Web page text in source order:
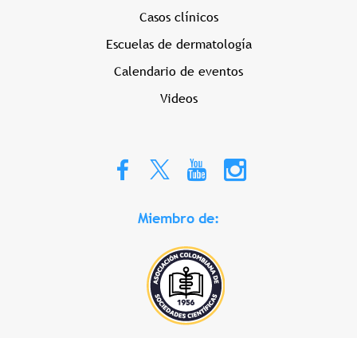
Casos clínicos
Escuelas de dermatología
Calendario de eventos
Videos
Miembro de: